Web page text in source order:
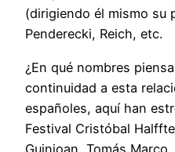
(dirigiendo él mismo su
Penderecki, Reich, etc.
¿En qué nombres
continuidad a esta
españoles, aquí han
Festival Cristóbal
Guinjoan, Tomás